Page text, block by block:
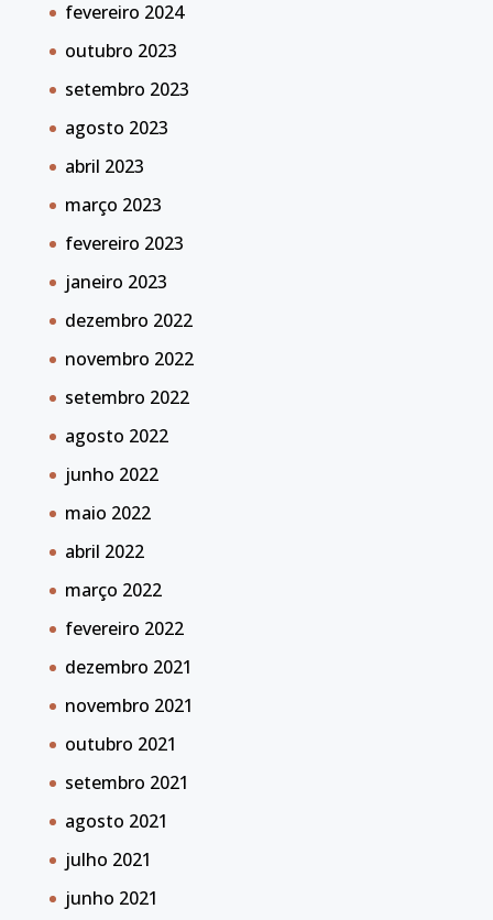
fevereiro 2024
outubro 2023
setembro 2023
agosto 2023
abril 2023
março 2023
fevereiro 2023
janeiro 2023
dezembro 2022
novembro 2022
setembro 2022
agosto 2022
junho 2022
maio 2022
abril 2022
março 2022
fevereiro 2022
dezembro 2021
novembro 2021
outubro 2021
setembro 2021
agosto 2021
julho 2021
junho 2021